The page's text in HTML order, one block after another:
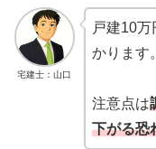
宅建士：山口
戸建10
かります。
注意点は
下がる恐